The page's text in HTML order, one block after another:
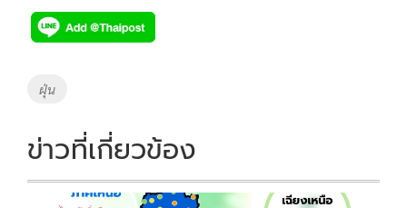
e
b
k
tt
er
p
y
k
Tags
ฝุ่น
ข่าวที่เกี่ยวข้อง